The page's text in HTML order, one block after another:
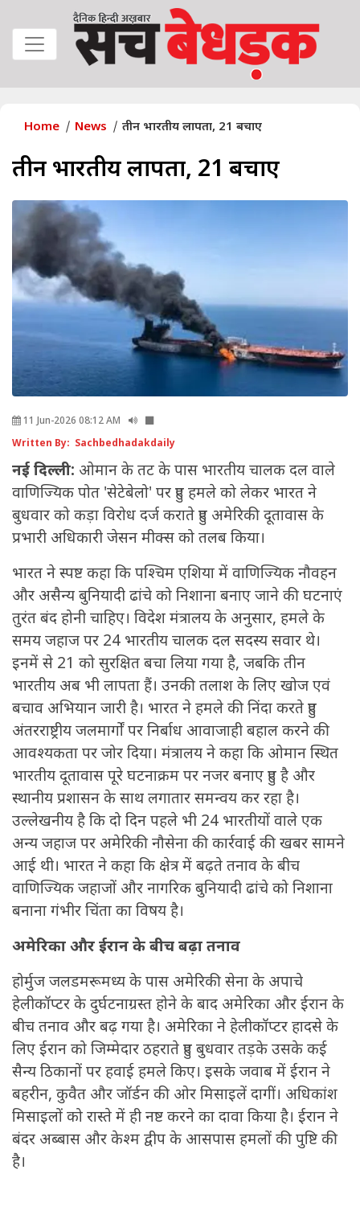
Home News तीन भारतीय लापता, 21 बचाए
तीन भारतीय लापता, 21 बचाए
11 Jun-2026 08:12 AM
Written By: Sachbedhadakdaily
नई दिल्ली: ओमान के तट के पास भारतीय चालक दल वाले
वाणिज्यिक पोत 'सेटेबेलो' पर हुए हमले को लेकर भारत ने
बुधवार को कड़ा विरोध दर्ज कराते हुए अमेरिकी दूतावास के
प्रभारी अधिकारी जेसन मीक्स को तलब किया।
भारत ने स्पष्ट कहा कि पश्चिम एशिया में वाणिज्यिक नौवहन
और असैन्य बुनियादी ढांचे को निशाना बनाए जाने की घटनाएं
तुरंत बंद होनी चाहिए। विदेश मंत्रालय के अनुसार, हमले के
समय जहाज पर 24 भारतीय चालक दल सदस्य सवार थे।
इनमें से 21 को सुरक्षित बचा लिया गया है, जबकि तीन
भारतीय अब भी लापता हैं। उनकी तलाश के लिए खोज एवं
बचाव अभियान जारी है। भारत ने हमले की निंदा करते हुए
अंतरराष्ट्रीय जलमार्गों पर निर्बाध आवाजाही बहाल करने की
आवश्यकता पर जोर दिया। मंत्रालय ने कहा कि ओमान स्थित
भारतीय दूतावास पूरे घटनाक्रम पर नजर बनाए हुए है और
स्थानीय प्रशासन के साथ लगातार समन्वय कर रहा है।
उल्लेखनीय है कि दो दिन पहले भी 24 भारतीयों वाले एक
अन्य जहाज पर अमेरिकी नौसेना की कार्रवाई की खबर सामने
आई थी। भारत ने कहा कि क्षेत्र में बढ़ते तनाव के बीच
वाणिज्यिक जहाजों और नागरिक बुनियादी ढांचे को निशाना
बनाना गंभीर चिंता का विषय है।
अमेरिका और ईरान के बीच बढ़ा तनाव
होर्मुज जलडमरूमध्य के पास अमेरिकी सेना के अपाचे
हेलीकॉप्टर के दुर्घटनाग्रस्त होने के बाद अमेरिका और ईरान के
बीच तनाव और बढ़ गया है। अमेरिका ने हेलीकॉप्टर हादसे के
लिए ईरान को जिम्मेदार ठहराते हुए बुधवार तड़के उसके कई
सैन्य ठिकानों पर हवाई हमले किए। इसके जवाब में ईरान ने
बहरीन, कुवैत और जॉर्डन की ओर मिसाइलें दागीं। अधिकांश
मिसाइलों को रास्ते में ही नष्ट करने का दावा किया है। ईरान ने
बंदर अब्बास और केश्म द्वीप के आसपास हमलों की पुष्टि की
है।